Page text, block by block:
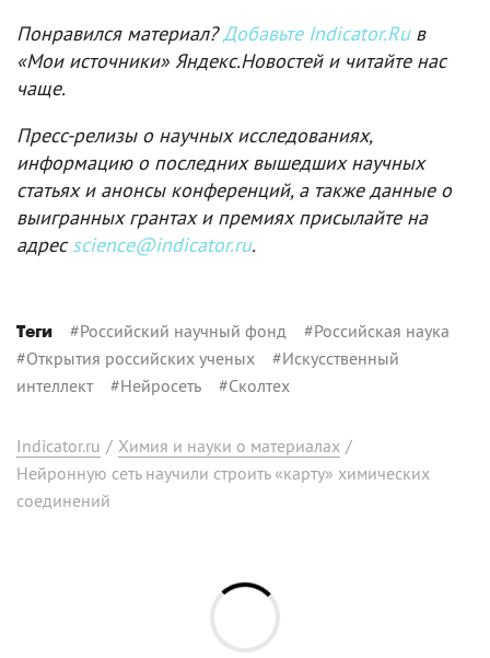
Понравился материал?Добавьте Indicator.Ruв
«Мои источники» Яндекс.Новостей и читайте нас
чаще.
Пресс-релизы о научных исследованиях,
информацию о последних вышедших научных
статьях и анонсы конференций, а также данные о
выигранных грантах и премиях присылайте на
адресscience@indicator.ru.
Теги #Российский научный фонд #Российская наука
#Открытия российских ученых #Искусственный
интеллект#Нейросеть #Сколтех
Indicator.ru / Химия и науки о материалах /
Нейронную сеть научили строить «карту» химических
соединений